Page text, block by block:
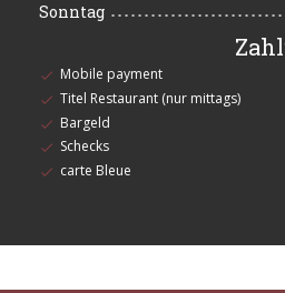
Sonntag
Mobile payment
Titel Restaurant (nur mittags)
Bargeld
Schecks
carte Bleue